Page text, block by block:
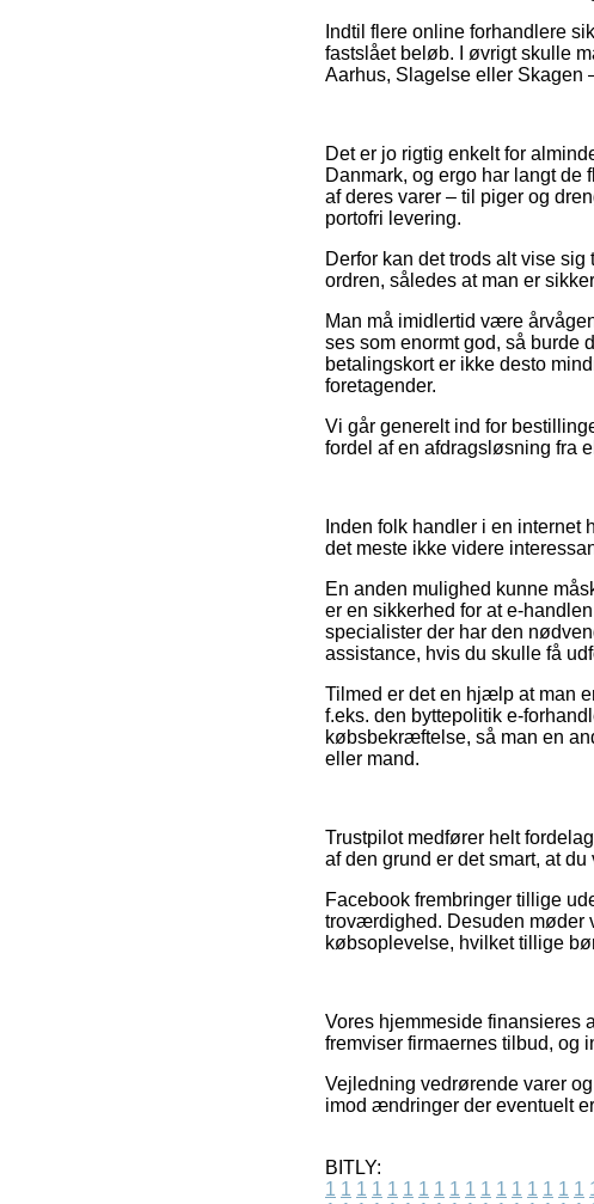
Indtil flere online forhandlere
fastslået beløb. I øvrigt skulle
Aarhus, Slagelse eller Skagen
Det er jo rigtig enkelt for
Danmark, og ergo har langt
af deres varer – til piger og
portofri levering.
Derfor kan det trods alt vise
ordren, således at man er
Man må imidlertid være
ses som enormt god, så
betalingskort er ikke desto
foretagender.
Vi går generelt ind for
fordel af en afdragsløsning fra
Inden folk handler i en
det meste ikke videre
En anden mulighed kunne
er en sikkerhed for at e-
specialister der har den
assistance, hvis du skulle få
Tilmed er det en hjælp at man
f.eks. den byttepolitik e-
købsbekræftelse, så man en
eller mand.
Trustpilot medfører helt
af den grund er det smart, at
Facebook frembringer tillige
troværdighed. Desuden møder
købsoplevelse, hvilket tillige
Vores hjemmeside finansieres
fremviser firmaernes tilbud, og
Vejledning vedrørende varer
imod ændringer der eventuelt
BITLY:
1 1 1 1 1 1 1 1 1 1 1 1 1 1 1 1 1